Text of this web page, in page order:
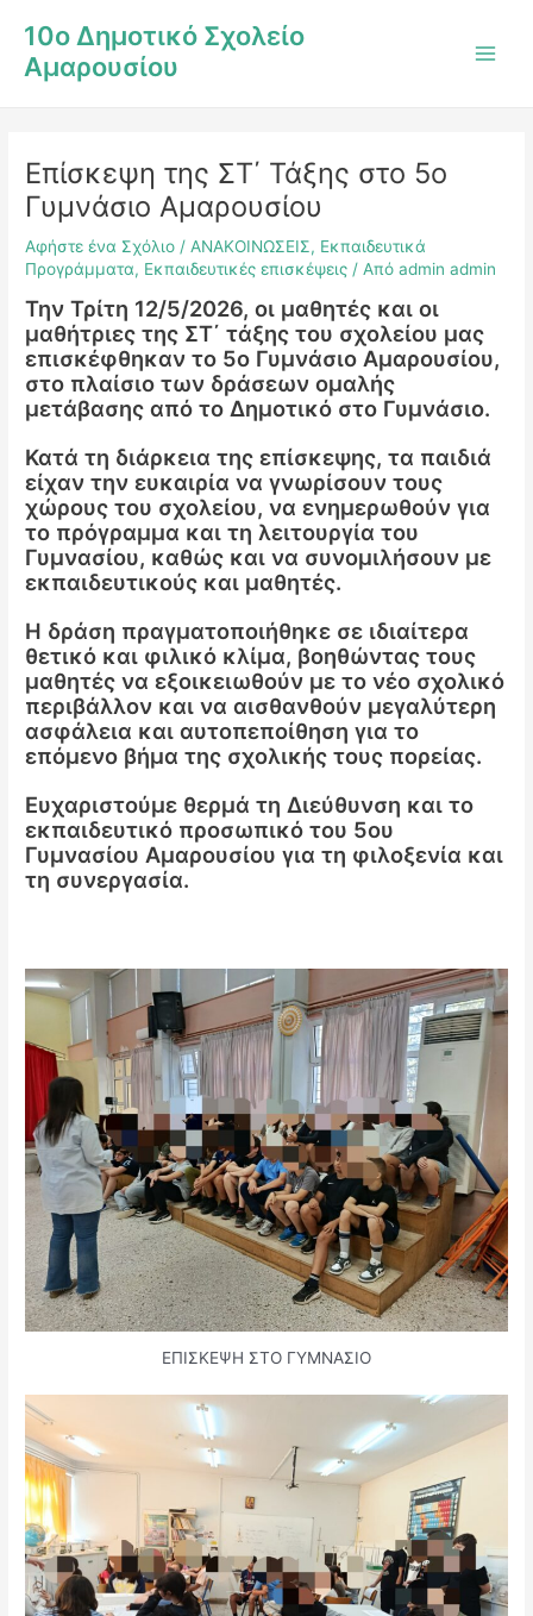
στο
περιεχόμενο
10ο Δημοτικό Σχολείο
Αμαρουσίου
Επίσκεψη της ΣΤ΄ Τάξης στο 5ο
Γυμνάσιο Αμαρουσίου
Αφήστε ένα Σχόλιο / ΑΝΑΚΟΙΝΩΣΕΙΣ, Εκπαιδευτικά
Προγράμματα, Εκπαιδευτικές επισκέψεις / Απόadmin admin
Την Τρίτη 12/5/2026, οι μαθητές και οι
μαθήτριες της ΣΤ΄ τάξης του σχολείου μας
επισκέφθηκαν το 5ο Γυμνάσιο Αμαρουσίου,
στο πλαίσιο των δράσεων ομαλής
μετάβασης από το Δημοτικό στο Γυμνάσιο.
Κατά τη διάρκεια της επίσκεψης, τα παιδιά
είχαν την ευκαιρία να γνωρίσουν τους
χώρους του σχολείου, να ενημερωθούν για
το πρόγραμμα και τη λειτουργία του
Γυμνασίου, καθώς και να συνομιλήσουν με
εκπαιδευτικούς και μαθητές.
Η δράση πραγματοποιήθηκε σε ιδιαίτερα
θετικό και φιλικό κλίμα, βοηθώντας τους
μαθητές να εξοικειωθούν με το νέο σχολικό
περιβάλλον και να αισθανθούν μεγαλύτερη
ασφάλεια και αυτοπεποίθηση για το
επόμενο βήμα της σχολικής τους πορείας.
Ευχαριστούμε θερμά τη Διεύθυνση και το
εκπαιδευτικό προσωπικό του 5ου
Γυμνασίου Αμαρουσίου για τη φιλοξενία και
τη συνεργασία.
ΕΠΙΣΚΕΨΗ ΣΤΟ ΓΥΜΝΑΣΙΟ
navigation